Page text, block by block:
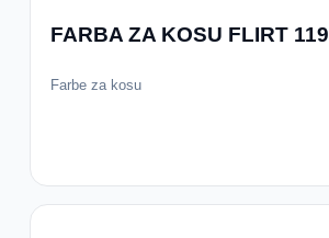
FARBA ZA KOSU FLIRT 119
Farbe za kosu